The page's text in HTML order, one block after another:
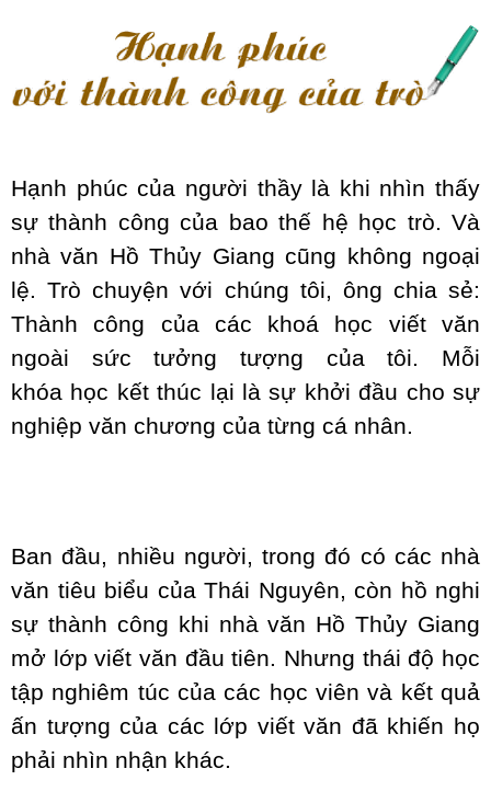
Hạnh phúc của người thầy là khi nhìn thấy
sự thành công của bao thế hệ học trò. Và
nhà văn Hồ Thủy Giang cũng không ngoại
lệ. Trò chuyện với chúng tôi, ông chia sẻ:
Thành công của các khoá học viết văn
ngoài sức tưởng tượng của tôi. Mỗi
khóa học kết thúc lại là sự khởi đầu cho sự
nghiệp văn chương của từng cá nhân.
Ban đầu, nhiều người, trong đó có các nhà
văn tiêu biểu của Thái Nguyên, còn hồ nghi
sự thành công khi nhà văn Hồ Thủy Giang
mở lớp viết văn đầu tiên. Nhưng thái độ học
tập nghiêm túc của các học viên và kết quả
ấn tượng của các lớp viết văn đã khiến họ
phải nhìn nhận khác.